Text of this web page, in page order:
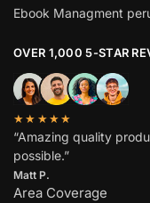
Ebook Managment
OVER 1,000 5-STAR
★★★★★
“Amazing quality
possible.”
Matt P.
Area Coverage